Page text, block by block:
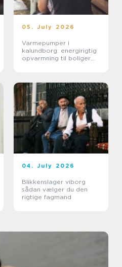
05. July 2026
Varmepumper i
kalundborg: energirigtig
opvarmning til boliger
04. July 2026
Blikkenslager viborg
sådan vælger du den
rigtige fagmand